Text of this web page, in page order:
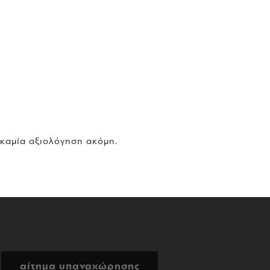
αξιολόγηση ακόμη.
αίτημα υπαναχώρησης